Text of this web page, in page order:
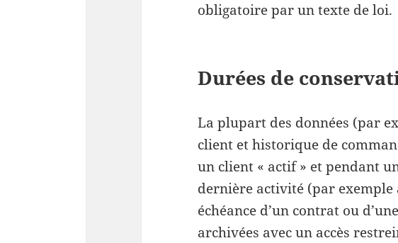
obligatoire par un texte de loi.
Durées de
La plupart des données (par
client et historique de
un client « actif » et pendant
dernière activité (par
échéance d’un contrat ou
archivées avec un accès